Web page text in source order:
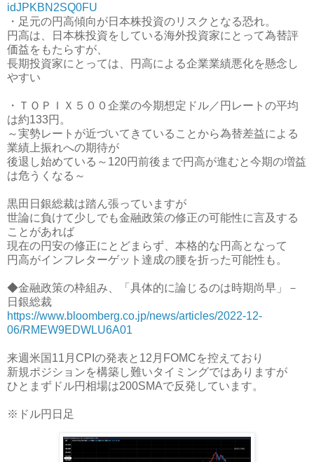
idJPKBN2SQ0FU
・足元の円高傾向が日本株投資のリスクとなる恐れ。
円高は、日本株投資をしている海外投資家にとって為替評
価益をもたらすが、
長期投資家にとっては、円高による企業業績悪化を懸念し
やすい
・ＴＯＰＩＸ５００企業の今期想定ドル／円レートの平均
は約133円。
～実勢レートが近づいてきていることから為替差益による
業績上振れへの期待が
後退し始めている～120円前後まで円高が進むと今期の増益
は危うくなる～
黒田日銀総裁は踏ん張っていますが
世論に負けて少しでも金融政策の修正の可能性に言及する
ことがあれば
現在の円安の修正にとどまらず、本格的な円高となって
円高がインフレターゲット達成の腰を折った可能性も。
◆金融政策の枠組み、「具体的に論じるのは時期尚早」－
日銀総裁
https://www.bloomberg.co.jp/news/articles/2022-12-
06/RMEW9EDWLU6A01
来週米国11月CPIの発表と12月FOMCを控えており
新規ポジションを構築し難いタイミングではありますが
ひとまずドル円相場は200SMAで反発しています。
※ドル円日足